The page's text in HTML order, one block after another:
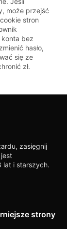
może przejść
stron
bez
hasło,
się ze
zł.
zasięgnij
lat i starszych.
strony